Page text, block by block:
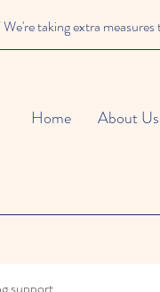
taking extra
Home About Us